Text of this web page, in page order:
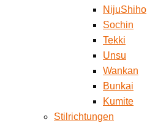
NijuShiho
Sochin
Tekki
Unsu
Wankan
Bunkai
Kumite
Stilrichtungen